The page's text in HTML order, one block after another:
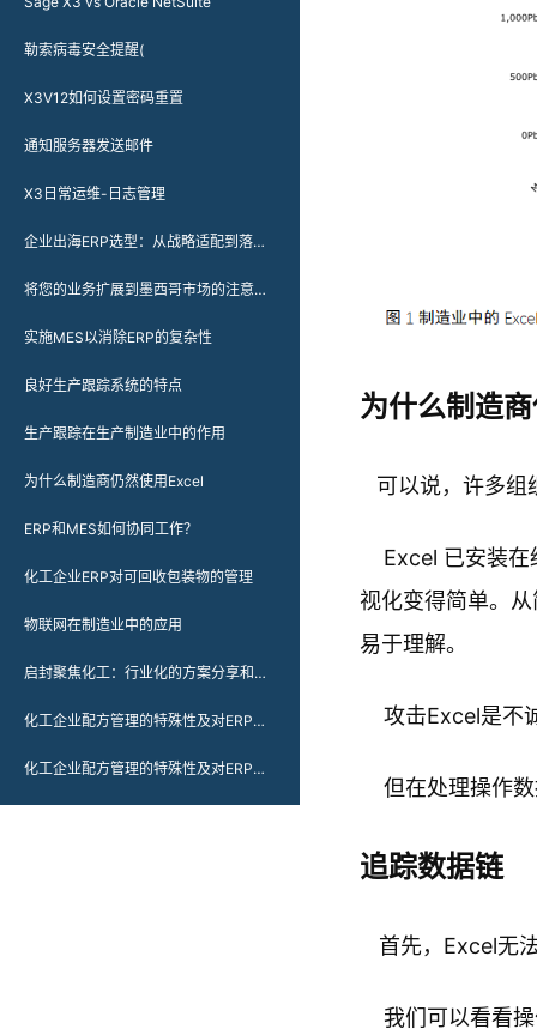
勒索病毒安全提醒(
X3V12如何设置密码重置
通知服务器发送邮件
X3日常运维-日志管理
企业出海ERP选型：从战略适配到落地实践的多维度指南
将您的业务扩展到墨西哥市场的注意事项
实施MES以消除ERP的复杂性
良好生产跟踪系统的特点
生产跟踪在生产制造业中的作用
为什么制造商仍然使用Excel
ERP和MES如何协同工作？
化工企业ERP对可回收包装物的管理
物联网在制造业中的应用
启封聚焦化工：行业化的方案分享和持续的技术迭代
化工企业配方管理的特殊性及对ERP的管理要求（二）
化工企业配方管理的特殊性及对ERP的管理要求
为什么制造
可以说，许多组
Excel 已安装在
视化变得简单。
易于理解。
攻击Excel是不
但在处理操作数
追踪数据链
首先， Excel无
我们可以看看操